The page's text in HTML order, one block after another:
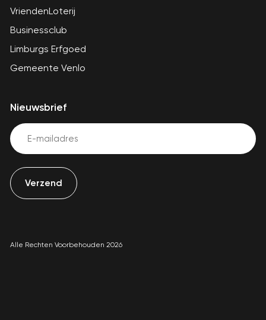
VriendenLoterij
Businessclub
Limburgs Erfgoed
Gemeente Venlo
Nieuwsbrief
Email
(Vereist)
Alle Rechten Voorbehouden 2026